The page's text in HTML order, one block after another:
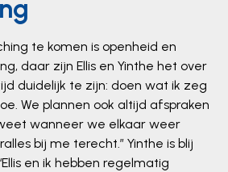
te komen is openheid en
daar zijn Ellis en Yinthe het over
duidelijk te zijn: doen wat ik zeg
We plannen ook altijd afspraken
wanneer we elkaar weer
bij me terecht.” Yinthe is blij
en ik hebben regelmatig